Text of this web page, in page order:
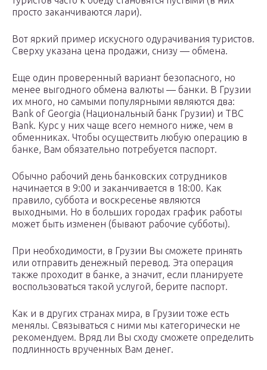
просто заканчиваются лари).
Вот яркий пример искусного одурачивания туристов.
Сверху указана цена продажи, снизу — обмена.
Еще один проверенный вариант безопасного, но
менее выгодного обмена валюты — банки. В Грузии
их много, но самыми популярными являются два:
Bank of Georgia (Национальный банк Грузии) и TBC
Bank. Курс у них чаще всего немного ниже, чем в
обменниках. Чтобы осуществить любую операцию в
банке, Вам обязательно потребуется паспорт.
Обычно рабочий день банковских сотрудников
начинается в 9:00 и заканчивается в 18:00. Как
правило, суббота и воскресенье являются
выходными. Но в больших городах график работы
может быть изменен (бывают рабочие субботы).
При необходимости, в Грузии Вы сможете принять
или отправить денежный перевод. Эта операция
также проходит в банке, а значит, если планируете
воспользоваться такой услугой, берите паспорт.
Как и в других странах мира, в Грузии тоже есть
менялы. Связываться с ними мы категорически не
рекомендуем. Вряд ли Вы сходу сможете определить
подлинность врученных Вам денег.